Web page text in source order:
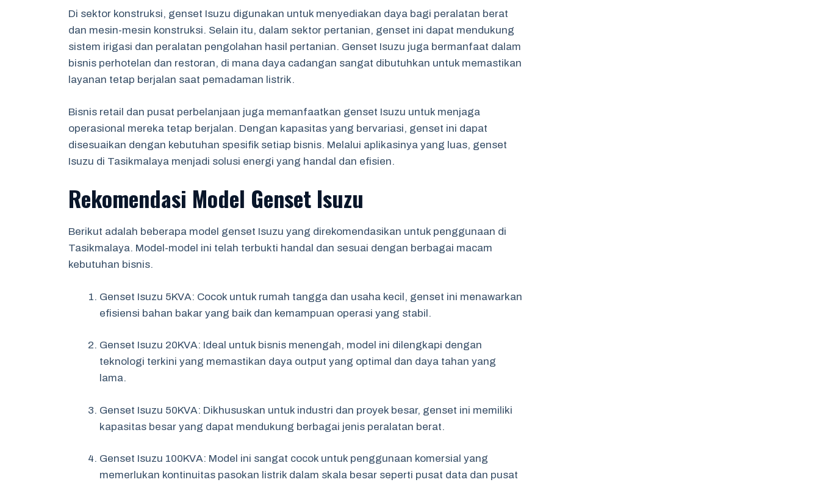
Di sektor konstruksi, genset Isuzu digunakan untuk menyediakan daya bagi peralatan berat
dan mesin-mesin konstruksi. Selain itu, dalam sektor pertanian, genset ini dapat mendukung
sistem irigasi dan peralatan pengolahan hasil pertanian. Genset Isuzu juga bermanfaat dalam
bisnis perhotelan dan restoran, di mana daya cadangan sangat dibutuhkan untuk memastikan
layanan tetap berjalan saat pemadaman listrik.
Bisnis retail dan pusat perbelanjaan juga memanfaatkan genset Isuzu untuk menjaga
operasional mereka tetap berjalan. Dengan kapasitas yang bervariasi, genset ini dapat
disesuaikan dengan kebutuhan spesifik setiap bisnis. Melalui aplikasinya yang luas, genset
Isuzu di Tasikmalaya menjadi solusi energi yang handal dan efisien.
Rekomendasi Model Genset Isuzu
Berikut adalah beberapa model genset Isuzu yang direkomendasikan untuk penggunaan di
Tasikmalaya. Model-model ini telah terbukti handal dan sesuai dengan berbagai macam
kebutuhan bisnis.
Genset Isuzu 5KVA: Cocok untuk rumah tangga dan usaha kecil, genset ini menawarkan
efisiensi bahan bakar yang baik dan kemampuan operasi yang stabil.
Genset Isuzu 20KVA: Ideal untuk bisnis menengah, model ini dilengkapi dengan
teknologi terkini yang memastikan daya output yang optimal dan daya tahan yang
lama.
Genset Isuzu 50KVA: Dikhususkan untuk industri dan proyek besar, genset ini memiliki
kapasitas besar yang dapat mendukung berbagai jenis peralatan berat.
Genset Isuzu 100KVA: Model ini sangat cocok untuk penggunaan komersial yang
memerlukan kontinuitas pasokan listrik dalam skala besar seperti pusat data dan pusat